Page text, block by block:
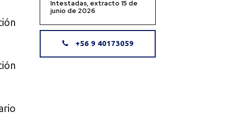
Intestadas, extracto 15 de
junio de 2026
+56 9 40173059